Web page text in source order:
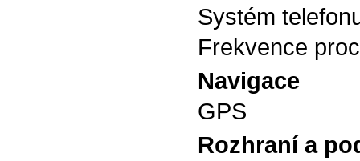
Systém
Frekvence
Navigace
GPS
Rozhraní a